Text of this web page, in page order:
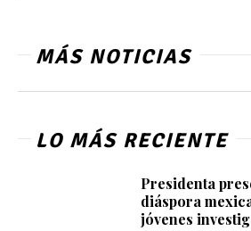
MÁS NOTICIAS
LO MÁS RECIENTE
Presidenta
diáspora
jóvenes